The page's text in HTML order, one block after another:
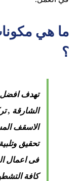
ما هي
؟
تهدف
الشارقة ,
الاسقف
تحقيق
فى اعمال
كافة